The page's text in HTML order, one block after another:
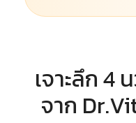
เจาะลึก 4
จาก